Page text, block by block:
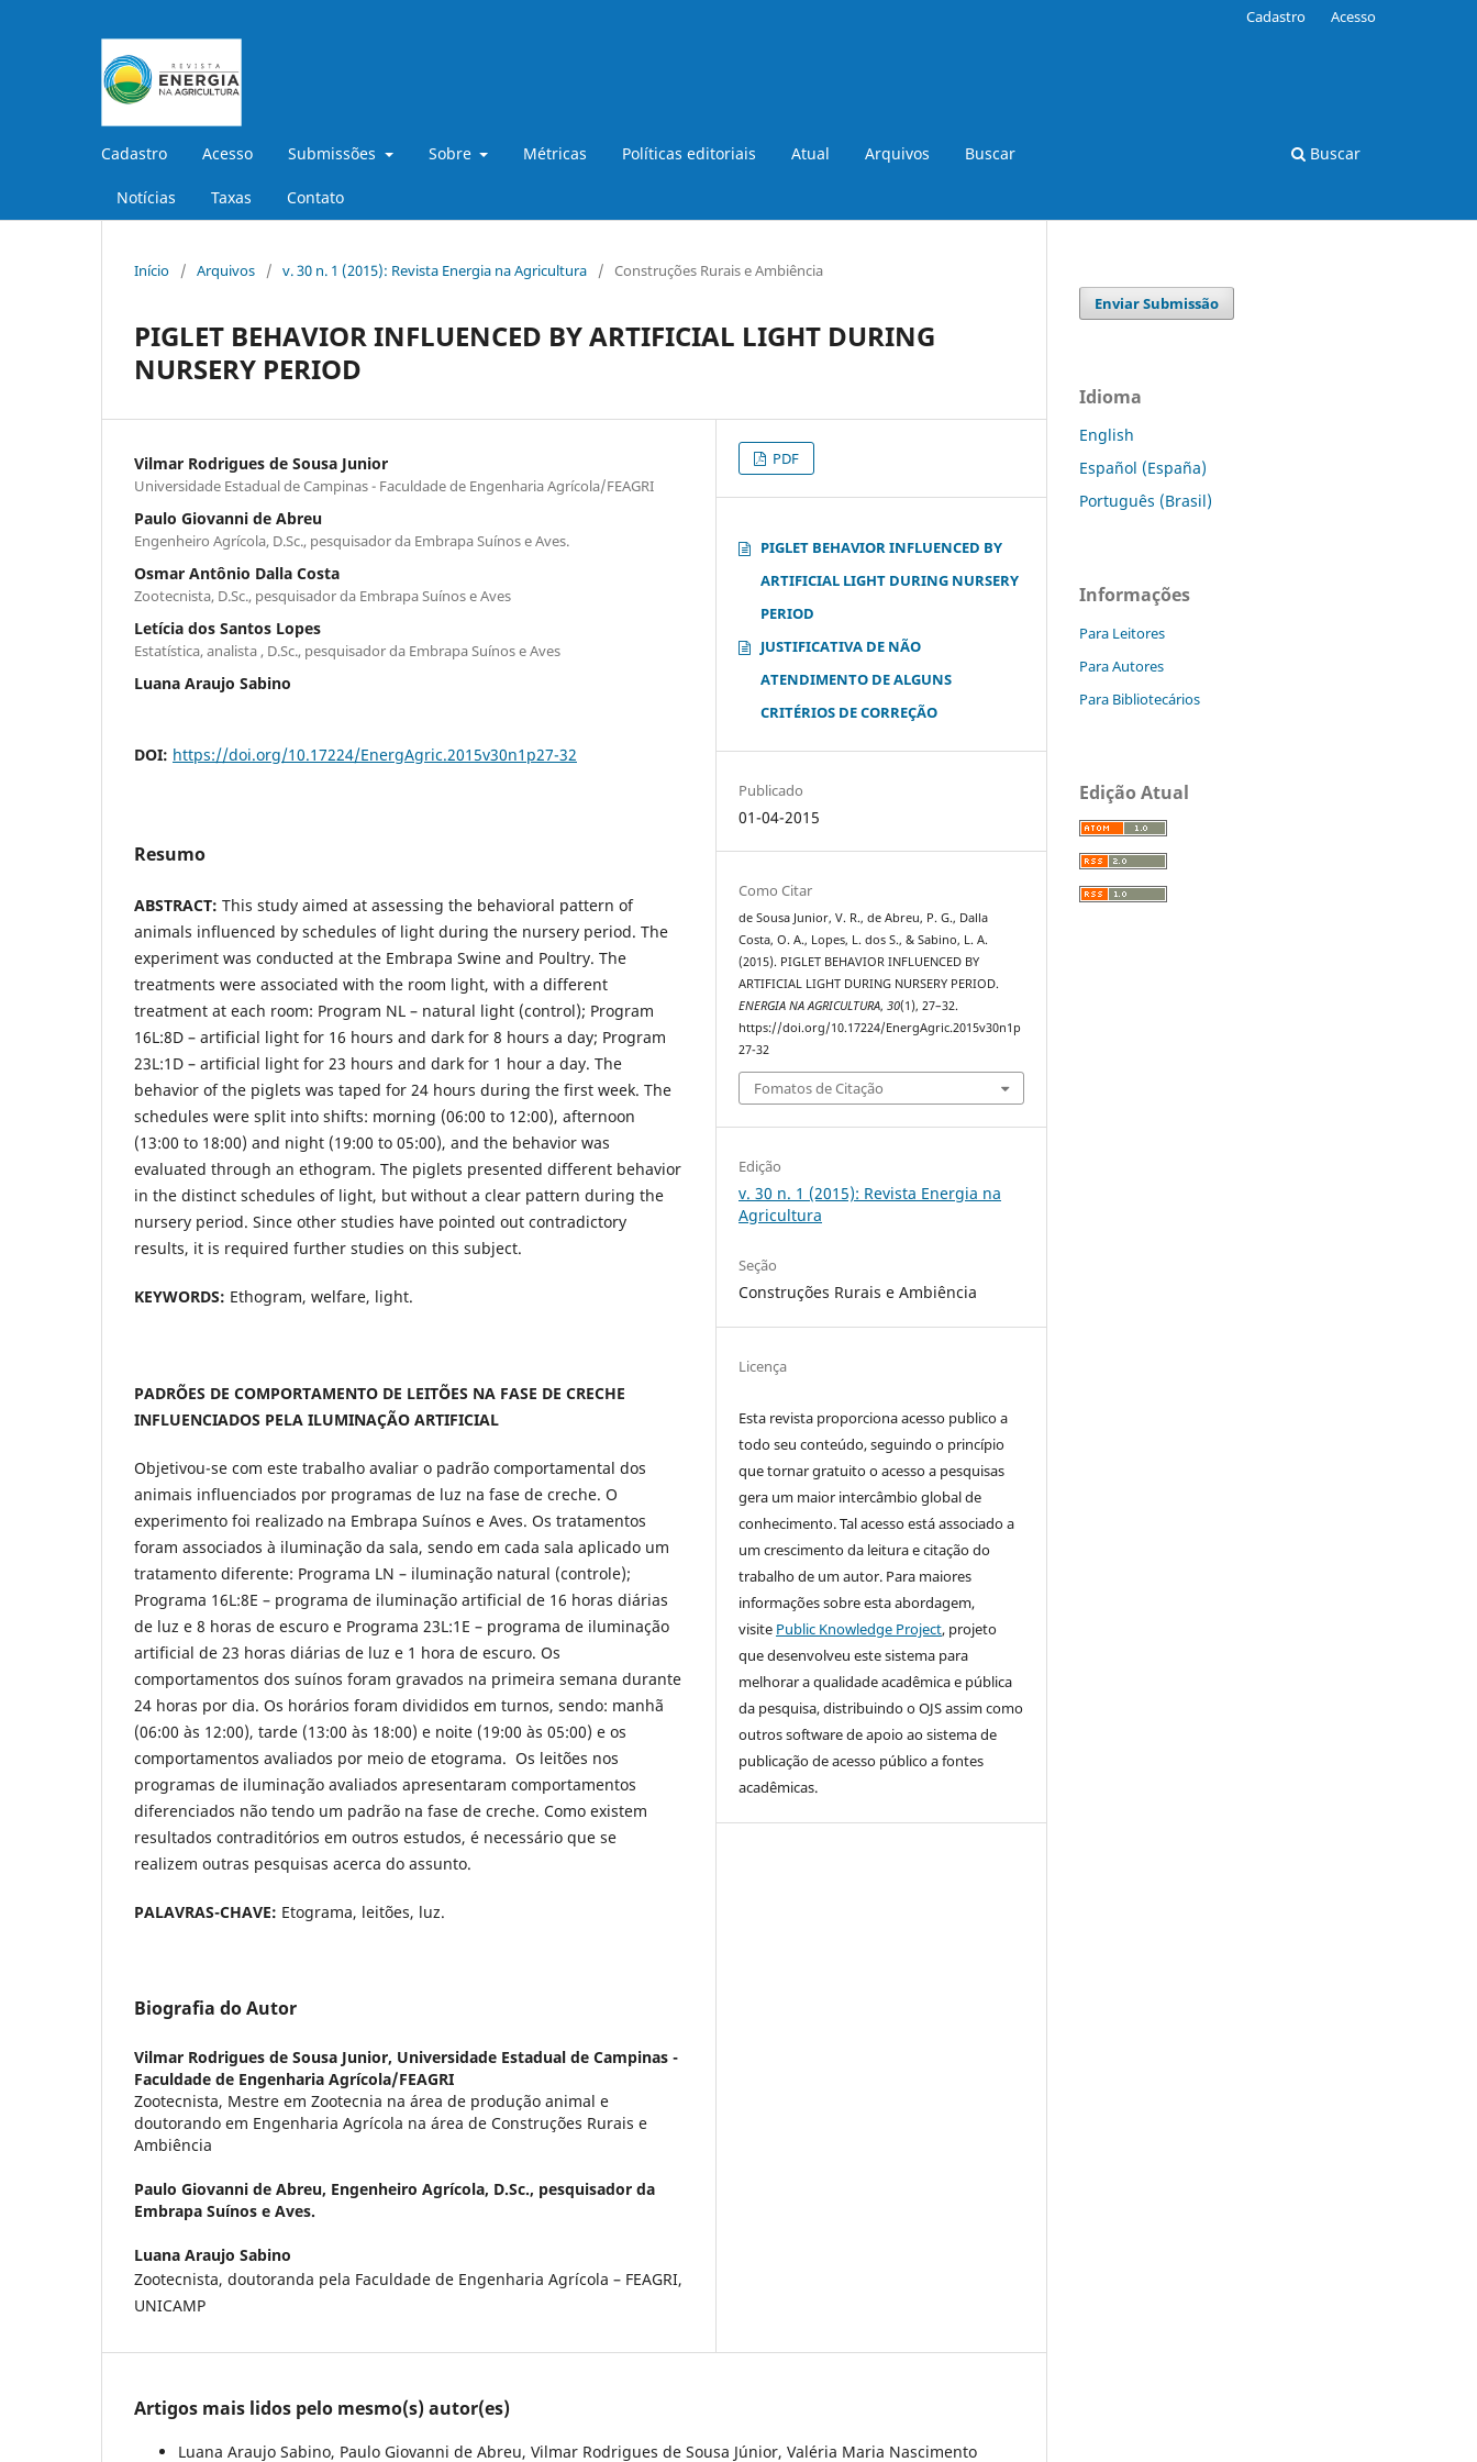
Cadastro Acesso Submissões Sobre Métricas Políticas editoriais Atual Arquivos Buscar
Notícias Taxas Contato
Buscar
Cadastro Acesso
Início / Arquivos / v. 30 n. 1 (2015): Revista Energia na Agricultura / Construções Rurais e Ambiência
PIGLET BEHAVIOR INFLUENCED BY ARTIFICIAL LIGHT DURING
NURSERY PERIOD
Vilmar Rodrigues de Sousa Junior
Universidade Estadual de Campinas - Faculdade de Engenharia Agrícola/FEAGRI
Paulo Giovanni de Abreu
Engenheiro Agrícola, D.Sc., pesquisador da Embrapa Suínos e Aves.
Osmar Antônio Dalla Costa
Zootecnista, D.Sc., pesquisador da Embrapa Suínos e Aves
Letícia dos Santos Lopes
Estatística, analista , D.Sc., pesquisador da Embrapa Suínos e Aves
Luana Araujo Sabino
DOI: https://doi.org/10.17224/EnergAgric.2015v30n1p27-32
Resumo
ABSTRACT: This study aimed at assessing the behavioral pattern of
animals influenced by schedules of light during the nursery period. The
experiment was conducted at the Embrapa Swine and Poultry. The
treatments were associated with the room light, with a different
treatment at each room: Program NL – natural light (control); Program
16L:8D – artificial light for 16 hours and dark for 8 hours a day; Program
23L:1D – artificial light for 23 hours and dark for 1 hour a day. The
behavior of the piglets was taped for 24 hours during the first week. The
schedules were split into shifts: morning (06:00 to 12:00), afternoon
(13:00 to 18:00) and night (19:00 to 05:00), and the behavior was
evaluated through an ethogram. The piglets presented different behavior
in the distinct schedules of light, but without a clear pattern during the
nursery period. Since other studies have pointed out contradictory
results, it is required further studies on this subject.
KEYWORDS: Ethogram, welfare, light.
PADRÕES DE COMPORTAMENTO DE LEITÕES NA FASE DE CRECHE
INFLUENCIADOS PELA ILUMINAÇÃO ARTIFICIAL
Objetivou-se com este trabalho avaliar o padrão comportamental dos
animais influenciados por programas de luz na fase de creche. O
experimento foi realizado na Embrapa Suínos e Aves. Os tratamentos
foram associados à iluminação da sala, sendo em cada sala aplicado um
tratamento diferente: Programa LN – iluminação natural (controle);
Programa 16L:8E – programa de iluminação artificial de 16 horas diárias
de luz e 8 horas de escuro e Programa 23L:1E – programa de iluminação
artificial de 23 horas diárias de luz e 1 hora de escuro. Os
comportamentos dos suínos foram gravados na primeira semana durante
24 horas por dia. Os horários foram divididos em turnos, sendo: manhã
(06:00 às 12:00), tarde (13:00 às 18:00) e noite (19:00 às 05:00) e os
comportamentos avaliados por meio de etograma. Os leitões nos
programas de iluminação avaliados apresentaram comportamentos
diferenciados não tendo um padrão na fase de creche. Como existem
resultados contraditórios em outros estudos, é necessário que se
realizem outras pesquisas acerca do assunto.
PALAVRAS-CHAVE: Etograma, leitões, luz.
Biografia do Autor
Vilmar Rodrigues de Sousa Junior, Universidade Estadual de Campinas -
Faculdade de Engenharia Agrícola/FEAGRI
Zootecnista, Mestre em Zootecnia na área de produção animal e
doutorando em Engenharia Agrícola na área de Construções Rurais e
Ambiência
Paulo Giovanni de Abreu, Engenheiro Agrícola, D.Sc., pesquisador da
Embrapa Suínos e Aves.
Luana Araujo Sabino
Zootecnista, doutoranda pela Faculdade de Engenharia Agrícola – FEAGRI,
UNICAMP
PDF
PIGLET BEHAVIOR INFLUENCED BY
ARTIFICIAL LIGHT DURING NURSERY
PERIOD
JUSTIFICATIVA DE NÃO
ATENDIMENTO DE ALGUNS
CRITÉRIOS DE CORREÇÃO
Publicado
01-04-2015
Como Citar
de Sousa Junior, V. R., de Abreu, P. G., Dalla
Costa, O. A., Lopes, L. dos S., & Sabino, L. A.
(2015). PIGLET BEHAVIOR INFLUENCED BY
ARTIFICIAL LIGHT DURING NURSERY PERIOD.
ENERGIA NA AGRICULTURA,30(1), 27–32.
https://doi.org/10.17224/EnergAgric.2015v30n1p
27-32
Fomatos de Citação
Edição
v. 30 n. 1 (2015): Revista Energia na
Agricultura
Seção
Construções Rurais e Ambiência
Licença
Esta revista proporciona acesso publico a
todo seu conteúdo, seguindo o princípio
que tornar gratuito o acesso a pesquisas
gera um maior intercâmbio global de
conhecimento. Tal acesso está associado a
um crescimento da leitura e citação do
trabalho de um autor. Para maiores
informações sobre esta abordagem,
visite Public Knowledge Project, projeto
que desenvolveu este sistema para
melhorar a qualidade acadêmica e pública
da pesquisa, distribuindo o OJS assim como
outros software de apoio ao sistema de
publicação de acesso público a fontes
acadêmicas.
Artigos mais lidos pelo mesmo(s) autor(es)
Luana Araujo Sabino, Paulo Giovanni de Abreu, Vilmar Rodrigues de Sousa Júnior, Valéria Maria Nascimento
Enviar Submissão
Idioma
English
Español (España)
Português (Brasil)
Informações
Para Leitores
Para Autores
Para Bibliotecários
Edição Atual